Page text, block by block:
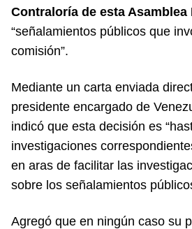
Contraloría de esta Asamblea
“señalamientos públicos que
comisión”.
Mediante un carta enviada
presidente encargado de
indicó que esta decisión es
investigaciones
en aras de facilitar las
sobre los señalamientos
Agregó que en ningún caso su